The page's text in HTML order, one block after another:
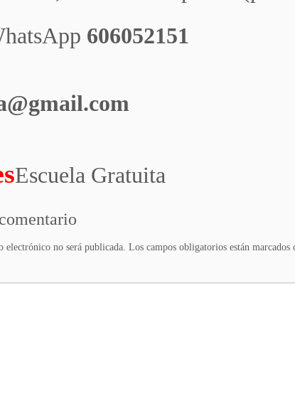
606052151
Escuela Gratuita
no será publicada. Los campos obligatorios están marcados